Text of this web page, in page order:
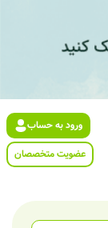
ورود به حساب
عضویت متخصصان